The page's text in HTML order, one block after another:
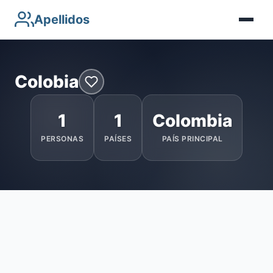
Apellidos
Colobia
1
PERSONAS
1
PAÍSES
Colombia
PAÍS PRINCIPAL